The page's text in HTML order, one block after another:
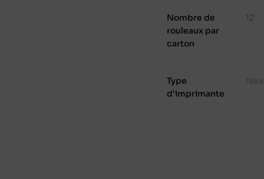
Nombre de
rouleaux par
carton
12
Type
d'imprimante